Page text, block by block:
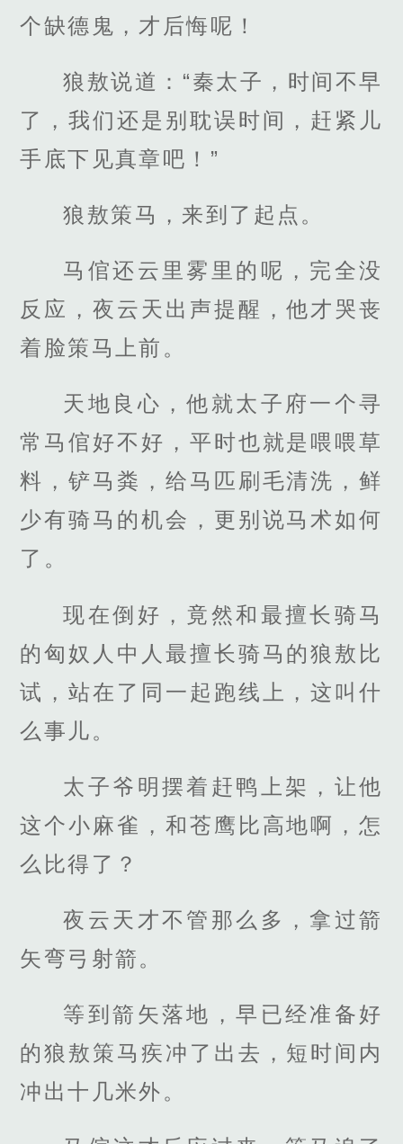
个缺德鬼，才后悔呢！
狼敖说道：“秦太子，时间不早
了，我们还是别耽误时间，赶紧儿
手底下见真章吧！”
狼敖策马，来到了起点。
马倌还云里雾里的呢，完全没
反应，夜云天出声提醒，他才哭丧
着脸策马上前。
天地良心，他就太子府一个寻
常马倌好不好，平时也就是喂喂草
料，铲马粪，给马匹刷毛清洗，鲜
少有骑马的机会，更别说马术如何
了。
现在倒好，竟然和最擅长骑马
的匈奴人中人最擅长骑马的狼敖比
试，站在了同一起跑线上，这叫什
么事儿。
太子爷明摆着赶鸭上架，让他
这个小麻雀，和苍鹰比高地啊，怎
么比得了？
夜云天才不管那么多，拿过箭
矢弯弓射箭。
等到箭矢落地，早已经准备好
的狼敖策马疾冲了出去，短时间内
冲出十几米外。